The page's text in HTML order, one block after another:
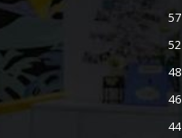
57
52
48
46
44